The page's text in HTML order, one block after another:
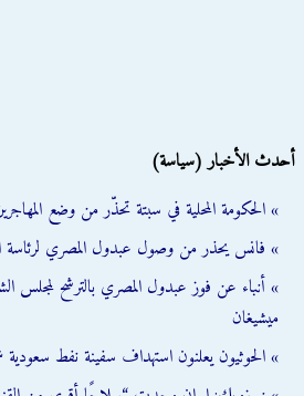
أحدث الأخبار (سياسة)
» الحكومة المحلية في سبتة تحذّر من وضع
» فانس يحذر من وصول عبدول المصري لرئاسة
» أنباء عن فوز عبدول المصري بالترشح لمجلس
ميشيغان
» الحوثيون يعلنون استهداف سفينة نفط سعودية